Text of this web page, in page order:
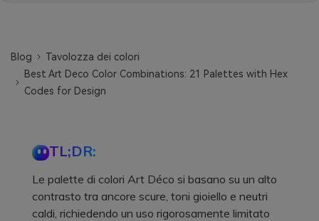
Blog
Tavolozza dei colori
Best Art Deco Color Combinations: 21 Palettes with Hex
Codes for Design
TL;DR:
Le palette di colori Art Déco si basano su un alto
contrasto tra ancore scure, toni gioiello e neutri
caldi, richiedendo un uso rigorosamente limitato